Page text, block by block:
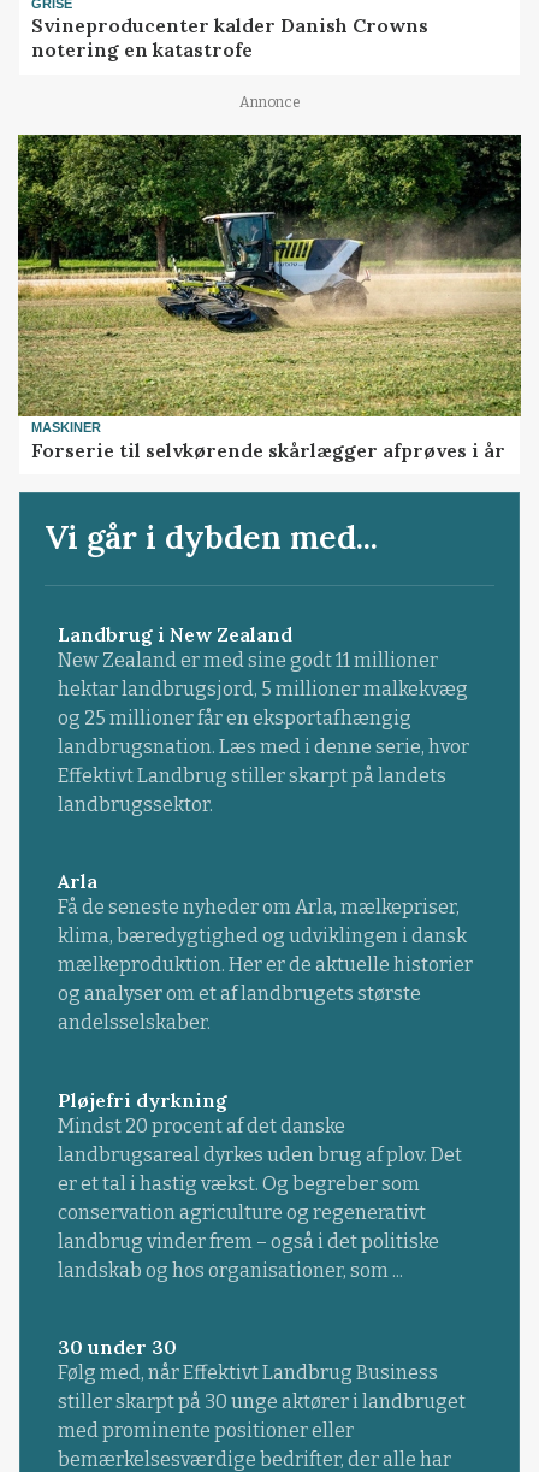
GRISE
Svineproducenter kalder Danish Crowns
notering en katastrofe
Annonce
MASKINER
Forserie til selvkørende skårlægger afprøves i år
Vi går i dybden med...
Landbrug i New Zealand
New Zealand er med sine godt 11 millioner
hektar landbrugsjord, 5 millioner malkekvæg
og 25 millioner får en eksportafhængig
landbrugsnation. Læs med i denne serie, hvor
Effektivt Landbrug stiller skarpt på landets
landbrugssektor.
Arla
Få de seneste nyheder om Arla, mælkepriser,
klima, bæredygtighed og udviklingen i dansk
mælkeproduktion. Her er de aktuelle historier
og analyser om et af landbrugets største
andelsselskaber.
Pløjefri dyrkning
Mindst 20 procent af det danske
landbrugsareal dyrkes uden brug af plov. Det
er et tal i hastig vækst. Og begreber som
conservation agriculture og regenerativt
landbrug vinder frem – også i det politiske
landskab og hos organisationer, som ...
30 under 30
Følg med, når Effektivt Landbrug Business
stiller skarpt på 30 unge aktører i landbruget
med prominente positioner eller
bemærkelsesværdige bedrifter, der alle har